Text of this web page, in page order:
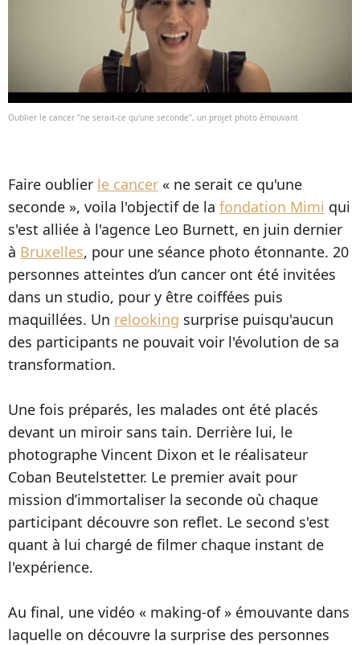
Oublier le cancer "ne serait-ce qu'une seconde", un projet photo émouvant
Faire oublier le cancer « ne serait ce qu'une
seconde », voila l'objectif de la fondation Mimi qui
s'est alliée à l'agence Leo Burnett, en juin dernier
à Bruxelles, pour une séance photo étonnante. 20
personnes atteintes d’un cancer ont été invitées
dans un studio, pour y être coiffées puis
maquillées. Un relooking surprise puisqu'aucun
des participants ne pouvait voir l'évolution de sa
transformation.
Une fois préparés, les malades ont été placés
devant un miroir sans tain. Derrière lui, le
photographe Vincent Dixon et le réalisateur
Coban Beutelstetter. Le premier avait pour
mission d’immortaliser la seconde où chaque
participant découvre son reflet. Le second s'est
quant à lui chargé de filmer chaque instant de
l'expérience.
Au final, une vidéo « making-of » émouvante dans
laquelle on découvre la surprise des personnes